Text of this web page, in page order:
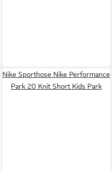
Nike Sporthose Nike Performance
Park 20 Knit Short Kids Park